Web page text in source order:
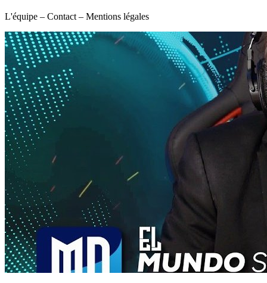
L'équipe – Contact – Mentions légales